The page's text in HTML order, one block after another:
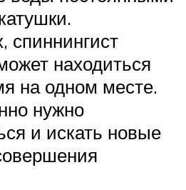
спиннингист
находиться
на одном месте.
нужно
и искать новые